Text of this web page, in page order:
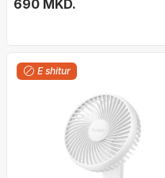
bateri të rikarikueshme, i zi
690 MKD.
E shitur